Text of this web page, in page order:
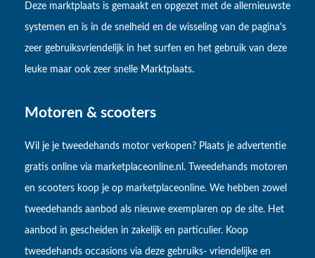
Deze marktplaats is gemaakt en opgezet met de allernieuwste
systemen en is in de snelheid en de wisseling van de pagina's
zeer gebruiksvriendelijk in het surfen en het gebruik van deze
leuke maar ook zeer snelle Marktplaats.
Motoren & scooters
Wil je je tweedehands motor verkopen? Plaats je advertentie
gratis online via marketplaceonline.nl. Tweedehands motoren
en scooters koop je op marketplaceonline. We hebben zowel
tweedehands aanbod als nieuwe exemplaren op de site. Het
aanbod in gescheiden in zakelijk en particulier. Koop
tweedehands occasions via deze gebruiks- vriendelijke en